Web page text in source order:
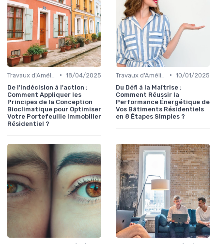
• 18/04/2025
De l'indécision à l'action :
Comment Appliquer les
Principes de la Conception
Bioclimatique pour Optimiser
Votre Portefeuille Immobilier
Résidentiel ?
• 10/01/2025
Du Défi à la Maîtrise :
Comment Réussir la
Performance Énergétique de
Vos Bâtiments Résidentiels
en 8 Étapes Simples ?